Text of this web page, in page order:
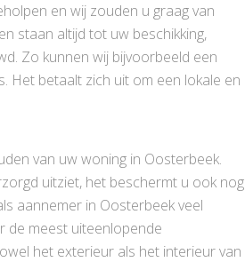
en wij zouden u graag van
staan altijd tot uw beschikking,
Zo kunnen wij bijvoorbeeld een
Het betaalt zich uit om een lokale en
van uw woning in Oosterbeek.
uitziet, het beschermt u ook nog
aannemer in Oosterbeek veel
de meest uiteenlopende
het exterieur als het interieur van